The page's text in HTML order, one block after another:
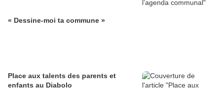
« Dessine-moi ta commune »
Place aux talents des parents et
enfants au Diabolo